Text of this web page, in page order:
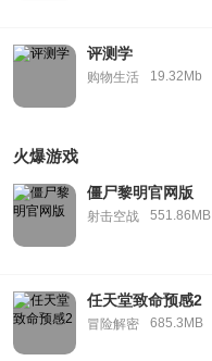
评测学
购物生活 19.32Mb
火爆游戏
僵尸黎明官网版
射击空战 551.86MB
任天堂致命预感2
冒险解密 685.3MB